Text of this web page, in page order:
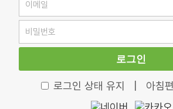
로그인
로그인 상태 유지 아침